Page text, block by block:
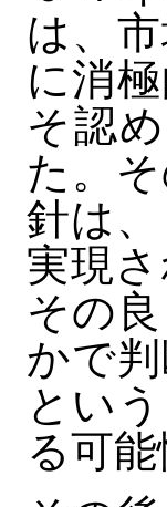
は、
に消
そ認
た。
針は
実現
その
かで
とい
る可